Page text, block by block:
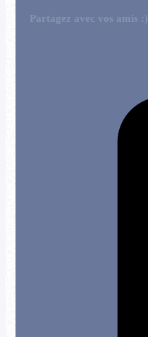
Partagez avec vos amis :)